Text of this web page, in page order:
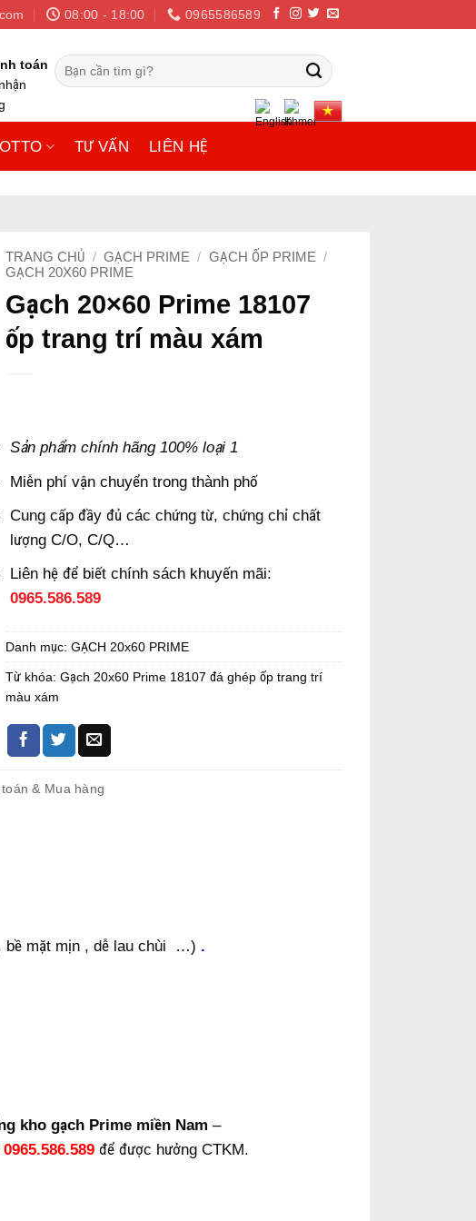
08:00 - 18:00 0965586589
toán Tìm
kiếm:
TƯ VẤN
LIÊN HỆ
TRANG CHỦ / GẠCH PRIME / GẠCH ỐP PRIME /
GẠCH 20X60 PRIME
Gạch 20×60 Prime 18107
ốp trang trí màu xám
Sản phẩm chính hãng 100% loại 1
Miễn phí vận chuyển trong thành phố
Cung cấp đầy đủ các chứng từ, chứng chỉ chất
lượng C/O, C/Q…
Liên hệ để biết chính sách khuyến mãi:
0965.586.589
Danh mục:GẠCH 20x60 PRIME
Từ khóa:Gạch 20x60 Prime 18107 đá ghép ốp trang trí
màu xám
& Mua hàng
bề mặt mịn , dễ lau chùi …) .
kho gạch Prime miền Nam –
0965.586.589để được hưởng CTKM.